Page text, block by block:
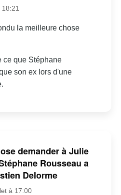
18:21
la meilleure chose
ce que Stéphane
son ex lors d'une
demander à Julie
Rousseau a
Delorme
à 17:00